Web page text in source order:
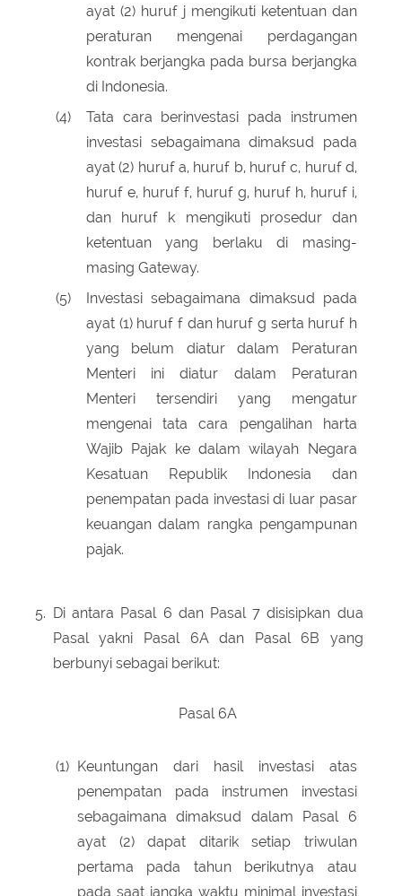
ayat (2) huruf j mengikuti ketentuan dan
peraturan mengenai perdagangan
kontrak berjangka pada bursa berjangka
di Indonesia.
(4)
Tata cara berinvestasi pada instrumen
investasi sebagaimana dimaksud pada
ayat (2) huruf a, huruf b, huruf c, huruf d,
huruf e, huruf f, huruf g, huruf h, huruf i,
dan huruf k mengikuti prosedur dan
ketentuan yang berlaku di masing-
masing Gateway.
(5)
Investasi sebagaimana dimaksud pada
ayat (1) huruf f dan huruf g serta huruf h
yang belum diatur dalam Peraturan
Menteri ini diatur dalam Peraturan
Menteri tersendiri yang mengatur
mengenai tata cara pengalihan harta
Wajib Pajak ke dalam wilayah Negara
Kesatuan Republik Indonesia dan
penempatan pada investasi di luar pasar
keuangan dalam rangka pengampunan
pajak.
5. Di antara Pasal 6 dan Pasal 7 disisipkan dua
Pasal yakni Pasal 6A dan Pasal 6B yang
berbunyi sebagai berikut:
Pasal 6A
(1) Keuntungan dari hasil investasi atas
penempatan pada instrumen investasi
sebagaimana dimaksud dalam Pasal 6
ayat (2) dapat ditarik setiap triwulan
pertama pada tahun berikutnya atau
pada saat jangka waktu minimal investasi